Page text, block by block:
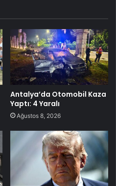
Antalya’da Otomobil Kaza
Yaptı: 4 Yaralı
Ağustos 8, 2026